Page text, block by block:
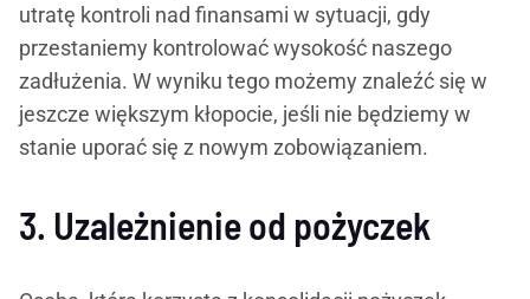
utratę kontroli nad finansami w sytuacji, gdy
przestaniemy kontrolować wysokość naszego
zadłużenia. W wyniku tego możemy znaleźć się w
jeszcze większym kłopocie, jeśli nie będziemy w
stanie uporać się z nowym zobowiązaniem.
3. Uzależnienie od pożyczek